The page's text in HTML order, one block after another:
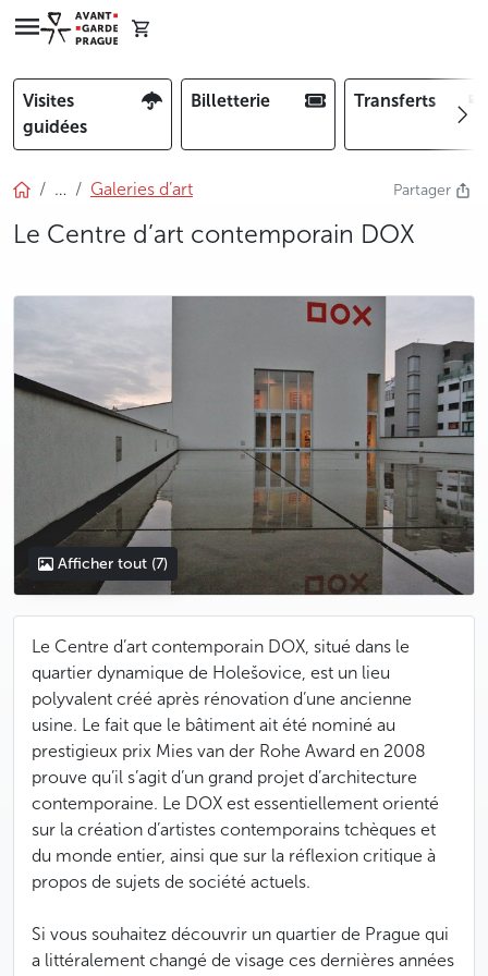
Visites
guidées
Billetterie Transferts
… Galeries d’art Partager
Le Centre d’art contemporain DOX
photo 5
photo 6
photo 7
Afficher tout (7)
Le Centre d’art contemporain DOX, situé dans le
quartier dynamique de Holešovice, est un lieu
polyvalent créé après rénovation d’une ancienne
usine. Le fait que le bâtiment ait été nominé au
prestigieux prix Mies van der Rohe Award en 2008
prouve qu’il s’agit d’un grand projet d’architecture
contemporaine. Le DOX est essentiellement orienté
sur la création d’artistes contemporains tchèques et
du monde entier, ainsi que sur la réflexion critique à
propos de sujets de société actuels.
Si vous souhaitez découvrir un quartier de Prague qui
a littéralement changé de visage ces dernières années